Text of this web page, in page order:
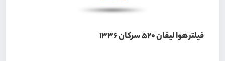
فیلتر هوا لیفان 520 سرکان 1336